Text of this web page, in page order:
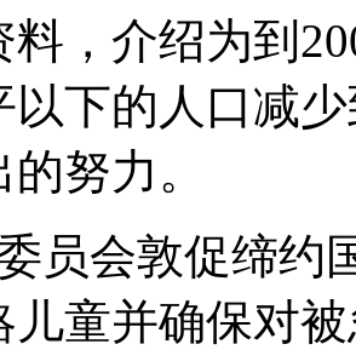
料，介绍为到
以下的人口减
努力。
员会敦促缔约
儿童并确保对